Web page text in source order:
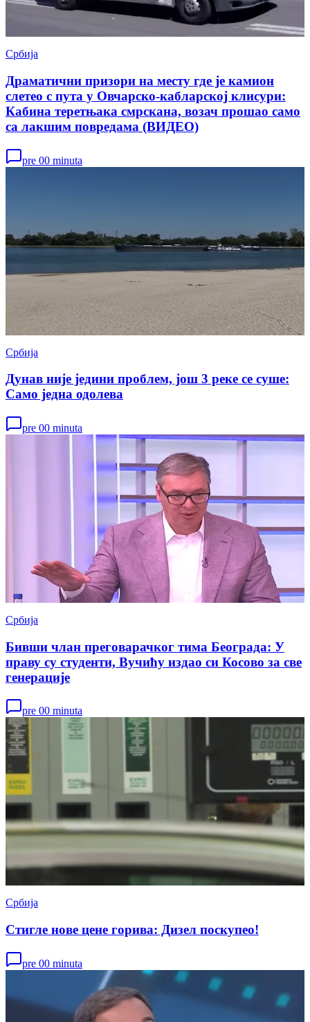
Србија
Драматични призори на месту где је камион
слетео с пута у Овчарско-кабларској клисури:
Кабина теретњака смрскана, возач прошао само
са лакшим повредама (ВИДЕО)
pre 00 minuta
Србија
Дунав није једини проблем, још 3 реке се суше:
Само једна одолева
pre 00 minuta
Србија
Бивши члан преговарачког тима Београда: У
праву су студенти, Вучићу издао си Косово за све
генерације
pre 00 minuta
Србија
Стигле нове цене горива: Дизел поскупео!
pre 00 minuta